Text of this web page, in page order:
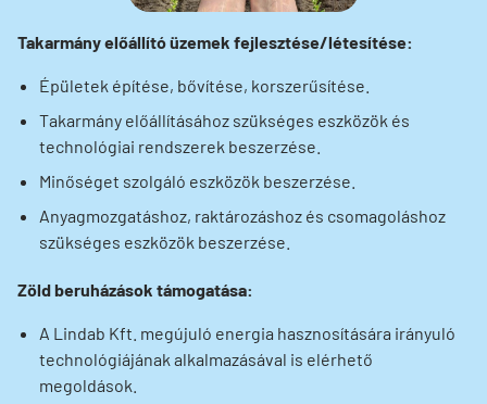
Takarmány előállító üzemek fejlesztése/létesítése:
Épületek építése, bővítése, korszerűsítése.
Takarmány előállításához szükséges eszközök és
technológiai rendszerek beszerzése.
Minőséget szolgáló eszközök beszerzése.
Anyagmozgatáshoz, raktározáshoz és csomagoláshoz
szükséges eszközök beszerzése.
Zöld beruházások támogatása:
A Lindab Kft. megújuló energia hasznosítására irányuló
technológiájának alkalmazásával is elérhető
megoldások.